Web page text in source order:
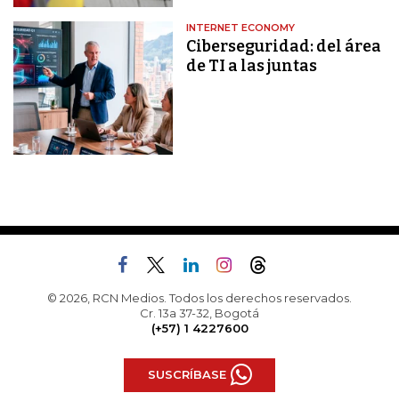
INTERNET ECONOMY
Ciberseguridad: del área
de TI a las juntas
© 2026, RCN Medios. Todos los derechos reservados.
Cr. 13a 37-32, Bogotá
(+57) 1 4227600
SUSCRÍBASE